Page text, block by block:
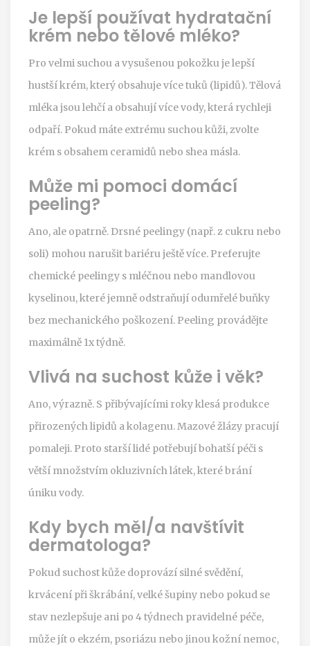
Je lepší používat hydratační
krém nebo tělové mléko?
Pro velmi suchou a vysušenou pokožku je lepší
hustší krém, který obsahuje více tuků (lipidů). Tělová
mléka jsou lehčí a obsahují více vody, která rychleji
odpaří. Pokud máte extrému suchou kůži, zvolte
krém s obsahem ceramidů nebo shea másla.
Může mi pomoci domácí
peeling?
Ano, ale opatrně. Drsné peelingy (např. z cukru nebo
soli) mohou narušit bariéru ještě více. Preferujte
chemické peelingy s mléčnou nebo mandlovou
kyselinou, které jemně odstraňují odumřelé buňky
bez mechanického poškození. Peeling provádějte
maximálně 1x týdně.
Vlivá na suchost kůže i věk?
Ano, výrazně. S přibývajícími roky klesá produkce
přirozených lipidů a kolagenu. Mazové žlázy pracují
pomaleji. Proto starší lidé potřebují bohatší péči s
větší množstvím okluzivních látek, které brání
úniku vody.
Kdy bych měl/a navštívit
dermatologa?
Pokud suchost kůže doprovází silné svědění,
krvácení při škrábání, velké šupiny nebo pokud se
stav nezlepšuje ani po 4 týdnech pravidelné péče,
může jít o ekzém, psoriázu nebo jinou kožní nemoc,